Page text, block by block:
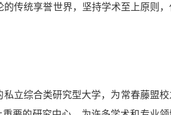
传统享誉世界，坚持学术至上原则
立综合类研究型大学，为常春藤盟